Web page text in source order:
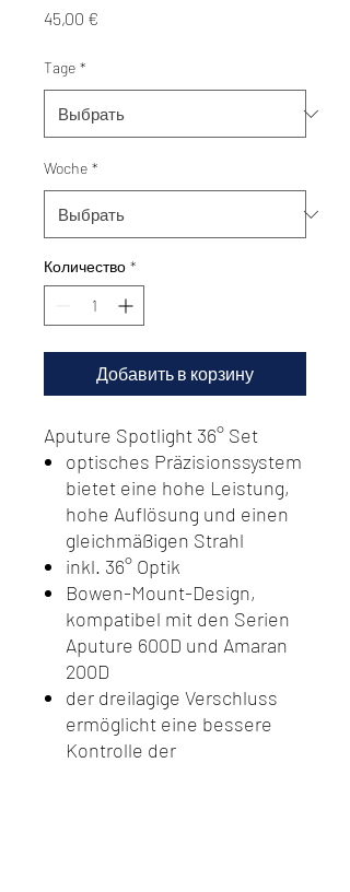
45,00 €
Tage *
Woche *
Количество *
Добавить в корзину
Aputure Spotlight 36° Set
optisches Präzisionssystem
bietet eine hohe Leistung,
hohe Auflösung und einen
gleichmäßigen Strahl
inkl. 36° Optik
Bowen-Mount-Design,
kompatibel mit den Serien
Aputure 600D und Amaran
200D
der dreilagige Verschluss
ermöglicht eine bessere
Kontrolle der